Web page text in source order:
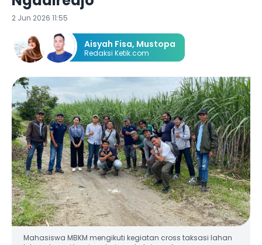
2 Jun 2026 11:55
Aisyah Fisa, Mustopa
Redaksi Ketik.com
Mahasiswa MBKM mengikuti kegiatan cross taksasi lahan